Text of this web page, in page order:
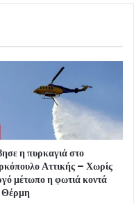
η πυρκαγιά στο
Αττικής – Χωρίς
μέτωπο η φωτιά κοντά
Θέρμη